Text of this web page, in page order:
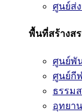
ศูนย์ส่
พื้นที่สร้างส
ศูนย์พั
ศูนย์กี
ธรรม
อุทยา